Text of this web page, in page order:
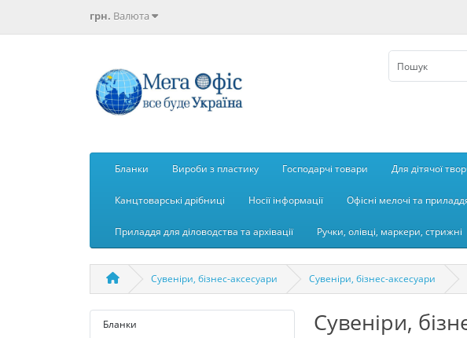
грн. Валюта
Бланки Вироби з пластику Господарчі товари Для дітячої
Канцтоварські дрібниці Носії інформації Офісні мелочі та
Приладдя для діловодства та архівації Ручки, олівці, маркери, стрижні
Сувеніри, бізнес-аксесуари Сувеніри, бізнес-аксесуари
Бланки Сувеніри,